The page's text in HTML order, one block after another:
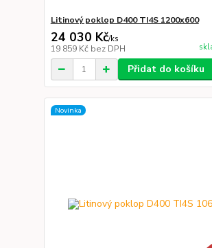
Litinový poklop D400 TI4S 1200x600
24 030 Kč/ks
19 859 Kč bez DPH
Přidat do košíku
Novinka